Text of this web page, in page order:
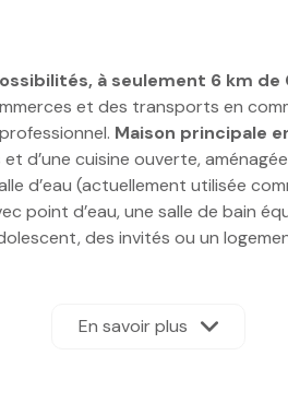
à seulement 6 km de
et des transports en
Maison principale
d’une cuisine ouverte,
d’eau (actuellement utilisée
d’eau, une salle de bain
des invités ou un
Dépendances Idéales pour
et de nombreuses
En savoir plus